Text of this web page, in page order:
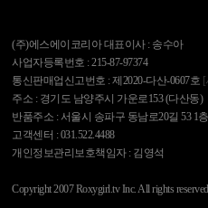
(주)에스에이코리아 대표이사 : 송수아
사업자등록번호 : 215-87-97374
통신판매업신고번호 : 제2020-다산-0607호
주소 : 경기도 남양주시 가운로153 (다산동)
반품주소 : 서울시 송파구 동남로20길 53 1
고객센터 : 031.522.4488
개인정보관리보호책임자 : 김영석
Copyright 2007 Roxygirl.tv Inc. All rights